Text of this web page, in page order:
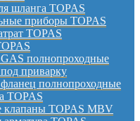
шланга TOPAS
приборы TOPAS
TOPAS
полнопроходные
приварку
полнопроходные
TOPAS
клапаны TOPAS MBV